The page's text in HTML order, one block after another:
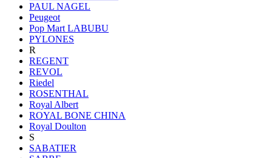
PAUL NAGEL
Peugeot
Pop Mart LABUBU
PYLONES
R
REGENT
REVOL
Riedel
ROSENTHAL
Royal Albert
ROYAL BONE CHINA
Royal Doulton
S
SABATIER